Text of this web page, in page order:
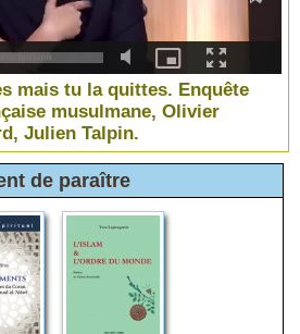
mais tu la quittes. Enquête
musulmane, Olivier
Julien Talpin.
de paraître